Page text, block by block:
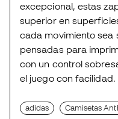
excepcional, estas
superior en
cada movimiento sea
pensadas para
con un control
el juego con facilidad.
adidas Camisetas